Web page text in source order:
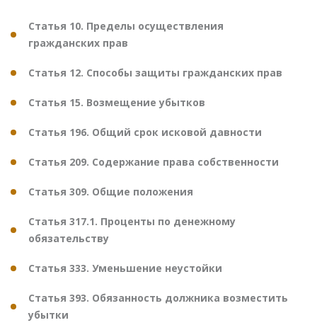
Статья 10. Пределы осуществления
гражданских прав
Статья 12. Способы защиты гражданских прав
Статья 15. Возмещение убытков
Статья 196. Общий срок исковой давности
Статья 209. Содержание права собственности
Статья 309. Общие положения
Статья 317.1. Проценты по денежному
обязательству
Статья 333. Уменьшение неустойки
Статья 393. Обязанность должника возместить
убытки